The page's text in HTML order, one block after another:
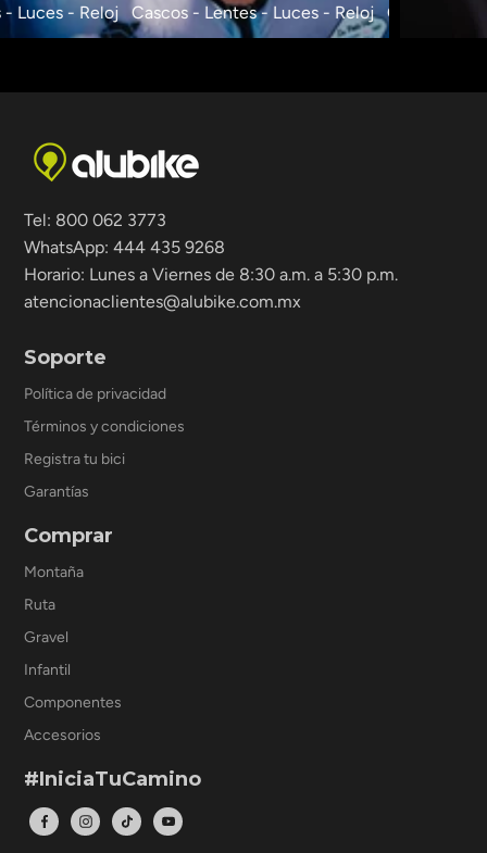
Luces - Reloj Cascos - Lentes - Luces - Reloj Cascos -
Tel: 800 062 3773
WhatsApp: 444 435 9268
Horario: Lunes a Viernes de 8:30 a.m. a 5:30 p.m.
atencionaclientes@alubike.com.mx
Soporte
Política de privacidad
Términos y condiciones
Registra tu bici
Garantías
Comprar
Montaña
Ruta
Gravel
Infantil
Componentes
Accesorios
#IniciaTuCamino